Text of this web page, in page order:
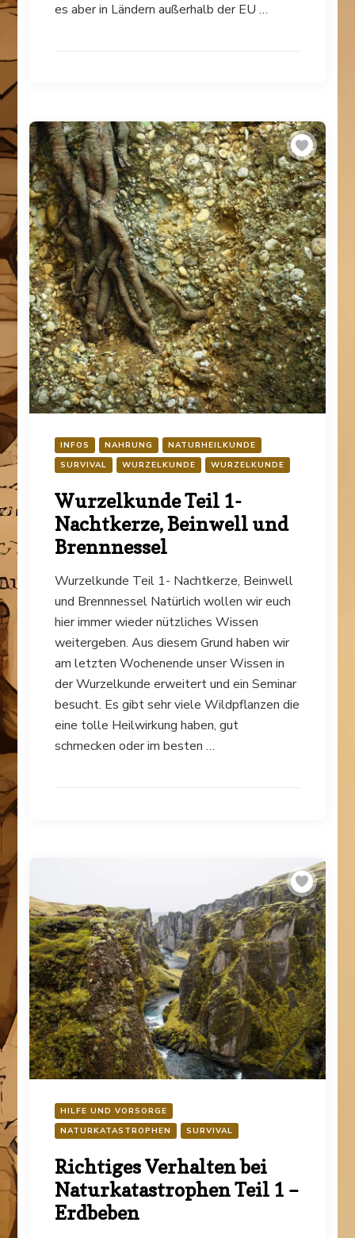
es aber in Ländern außerhalb der EU …
INFOS NAHRUNG
NATURHEILKUNDE
SURVIVAL
WURZELKUNDE WURZELKUNDE
Wurzelkunde Teil 1-
Nachtkerze, Beinwell und
Brennnessel
Wurzelkunde Teil 1- Nachtkerze, Beinwell
und Brennnessel Natürlich wollen wir euch
hier immer wieder nützliches Wissen
weitergeben. Aus diesem Grund haben wir
am letzten Wochenende unser Wissen in
der Wurzelkunde erweitert und ein Seminar
besucht. Es gibt sehr viele Wildpflanzen die
eine tolle Heilwirkung haben, gut
schmecken oder im besten …
HILFE UND VORSORGE
NATURKATASTROPHEN
SURVIVAL
Richtiges Verhalten bei
Naturkatastrophen Teil 1 –
Erdbeben